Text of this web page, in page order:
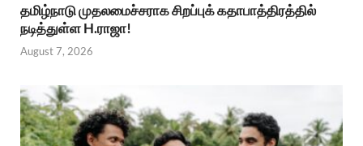
தமிழ்நாடு முதலமைச்சராக சிறப்புக் கதாபாத்திரத்தில்
நடித்துள்ள H.ராஜா!
August 7, 2026